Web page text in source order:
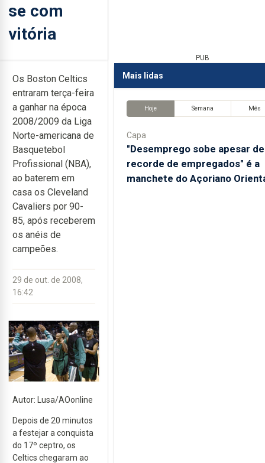
se com
vitória
Os Boston Celtics
entraram terça-feira
a ganhar na época
2008/2009 da Liga
Norte-americana de
Basquetebol
Profissional (NBA),
ao baterem em
casa os Cleveland
Cavaliers por 90-
85, após receberem
os anéis de
campeões.
29 de out. de 2008,
16:42
Autor: Lusa/AOonline
Depois de 20 minutos
a festejar a conquista
do 17º ceptro, os
Celtics chegaram ao
PUB
Mais lidas
Hoje Semana Mês
Capa
"Desemprego sobe apesar de
recorde de empregados" é a
manchete do Açoriano